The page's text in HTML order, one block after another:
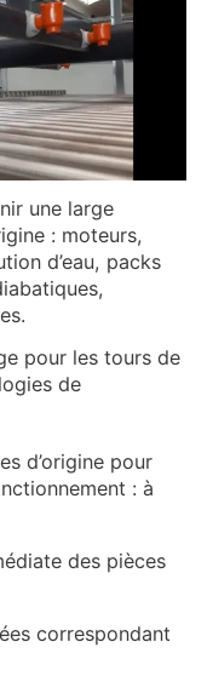
une large
: moteurs,
d’eau, packs
pour les tours de
de
d’origine pour
: à
des pièces
correspondant